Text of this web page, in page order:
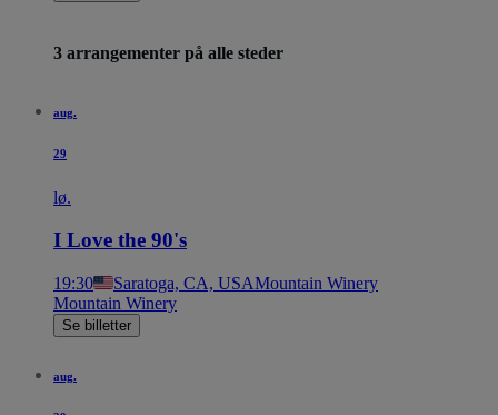
3 arrangementer på alle steder
aug.
29
lø.
I Love the 90's
19:30 Saratoga, CA, USAMountain Winery
Mountain Winery
Se billetter
aug.